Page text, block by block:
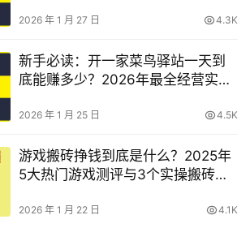
2026 年 1 月 27 日 4.3K
新手必读：开一家菜鸟驿站一天到
底能赚多少？2026年最全经营实操
2026 年 1 月 25 日 4.5K
游戏搬砖挣钱到底是什么？2025年
5大热门游戏测评与3个实操搬砖技
2026 年 1 月 22 日 4.1K